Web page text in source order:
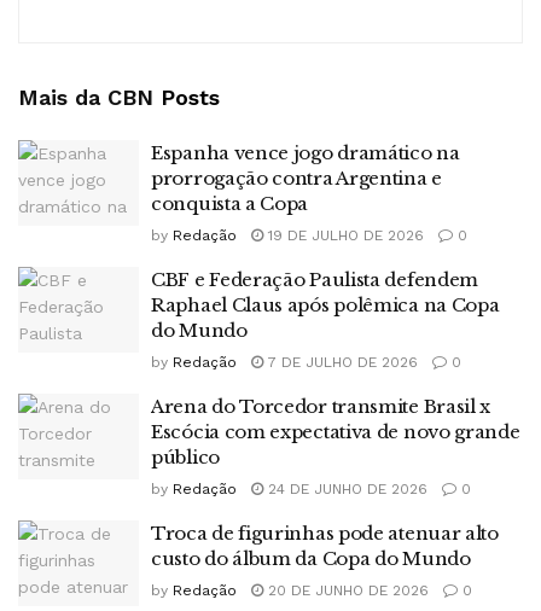
Mais da CBN Posts
Espanha vence jogo dramático na
prorrogação contra Argentina e
conquista a Copa
by Redação 19 DE JULHO DE 2026 0
CBF e Federação Paulista defendem
Raphael Claus após polêmica na Copa
do Mundo
by Redação 7 DE JULHO DE 2026 0
Arena do Torcedor transmite Brasil x
Escócia com expectativa de novo grande
público
by Redação 24 DE JUNHO DE 2026 0
Troca de figurinhas pode atenuar alto
custo do álbum da Copa do Mundo
by Redação 20 DE JUNHO DE 2026 0